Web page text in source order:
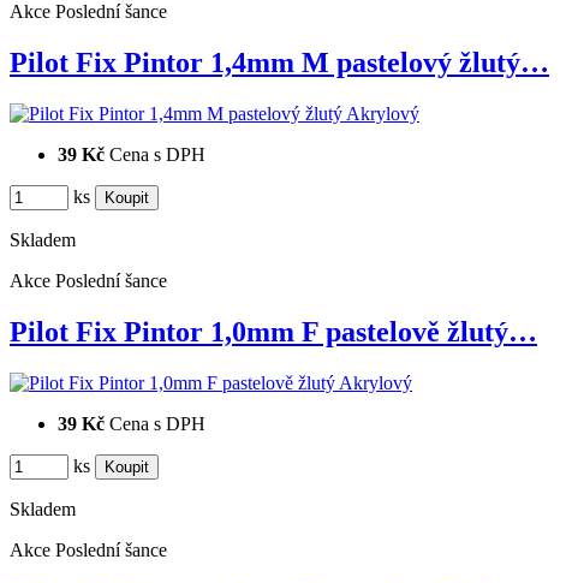
Akce Poslední šance
Pilot Fix Pintor 1,4mm M pastelový žlutý…
39 Kč Cena s DPH
ks
Skladem
Akce Poslední šance
Pilot Fix Pintor 1,0mm F pastelově žlutý…
39 Kč Cena s DPH
ks
Skladem
Akce Poslední šance